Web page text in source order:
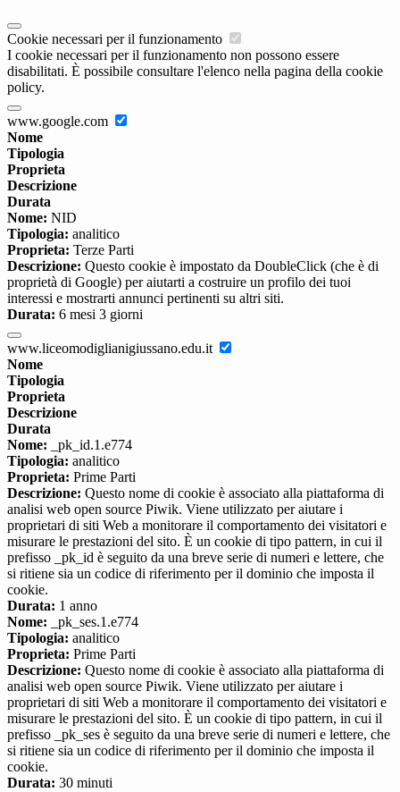
Cookie necessari per il funzionamento
I cookie necessari per il funzionamento non possono essere
disabilitati. È possibile consultare l'elenco nella pagina della cookie
policy.
www.google.com
Nome
Tipologia
Proprieta
Descrizione
Durata
Nome: NID
Tipologia: analitico
Proprieta: Terze Parti
Descrizione: Questo cookie è impostato da DoubleClick (che è di
proprietà di Google) per aiutarti a costruire un profilo dei tuoi
interessi e mostrarti annunci pertinenti su altri siti.
Durata: 6 mesi 3 giorni
www.liceomodiglianigiussano.edu.it
Nome
Tipologia
Proprieta
Descrizione
Durata
Nome: _pk_id.1.e774
Tipologia: analitico
Proprieta: Prime Parti
Descrizione: Questo nome di cookie è associato alla piattaforma di
analisi web open source Piwik. Viene utilizzato per aiutare i
proprietari di siti Web a monitorare il comportamento dei visitatori e
misurare le prestazioni del sito. È un cookie di tipo pattern, in cui il
prefisso _pk_id è seguito da una breve serie di numeri e lettere, che
si ritiene sia un codice di riferimento per il dominio che imposta il
cookie.
Durata: 1 anno
Nome: _pk_ses.1.e774
Tipologia: analitico
Proprieta: Prime Parti
Descrizione: Questo nome di cookie è associato alla piattaforma di
analisi web open source Piwik. Viene utilizzato per aiutare i
proprietari di siti Web a monitorare il comportamento dei visitatori e
misurare le prestazioni del sito. È un cookie di tipo pattern, in cui il
prefisso _pk_ses è seguito da una breve serie di numeri e lettere, che
si ritiene sia un codice di riferimento per il dominio che imposta il
cookie.
Durata: 30 minuti